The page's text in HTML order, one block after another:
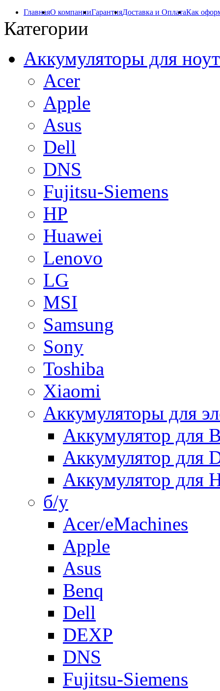
ГлавнаяО компанииГарантияДоставка и ОплатаКак
Категории
Аккумуляторы для
Acer
Apple
Asus
Dell
DNS
Fujitsu-Siemens
HP
Huawei
Lenovo
LG
MSI
Samsung
Sony
Toshiba
Xiaomi
Аккумуляторы для
Аккумулятор для
Аккумулятор для
Аккумулятор для
б/у
Acer/eMachines
Apple
Asus
Benq
Dell
DEXP
DNS
Fujitsu-Siemens